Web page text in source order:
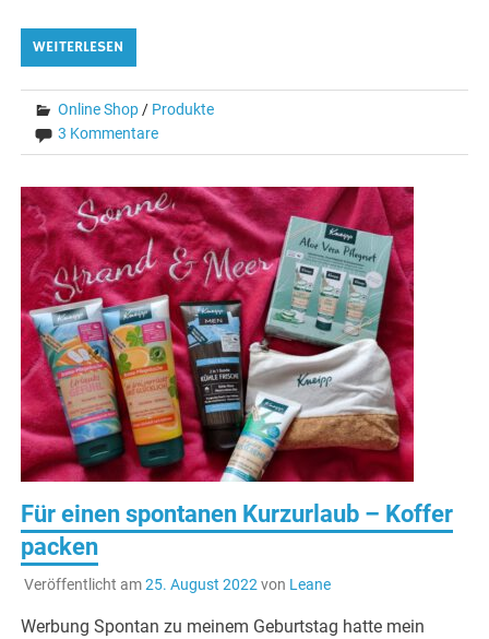
WEITERLESEN
Online Shop / Produkte
3 Kommentare
Für einen spontanen Kurzurlaub – Koffer
packen
Veröffentlicht am25. August 2022von Leane
Werbung Spontan zu meinem Geburtstag hatte mein